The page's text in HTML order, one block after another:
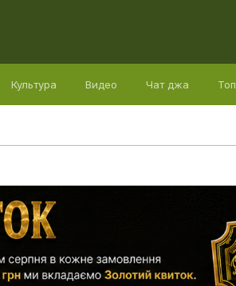
Культура Видео Чат джа